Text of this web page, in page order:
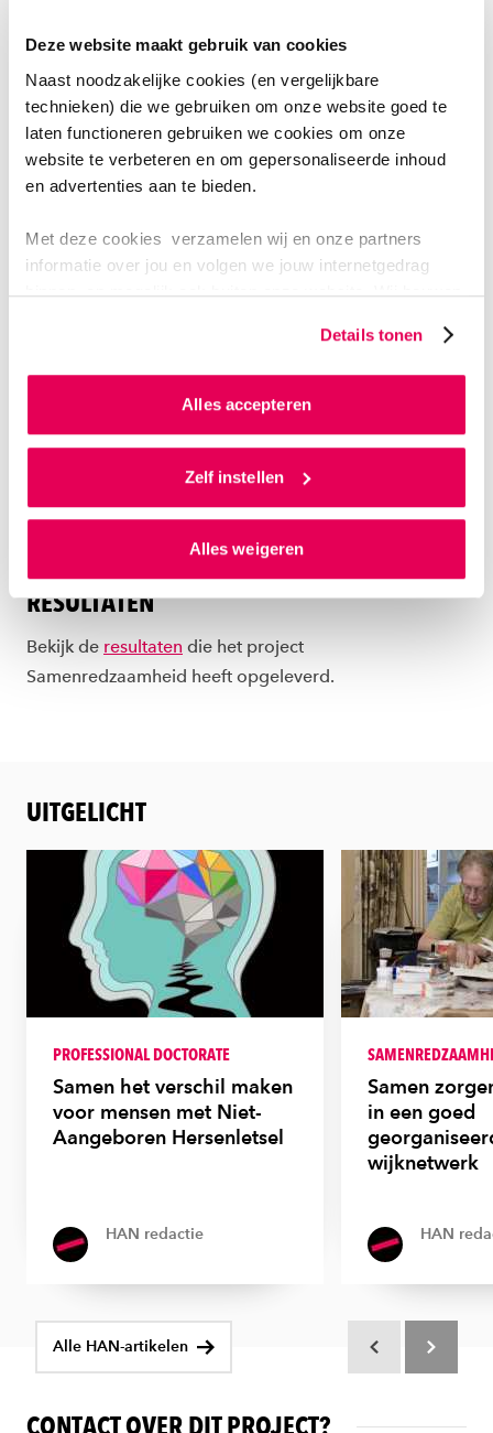
Deze website maakt gebruik van cookies
Naast noodzakelijke cookies (en vergelijkbare
technieken) die we gebruiken om onze website goed te
laten functioneren gebruiken we cookies om onze
website te verbeteren en om gepersonaliseerde inhoud
en advertenties aan te bieden.
Met deze cookies verzamelen wij en onze partners
informatie over jou en volgen we jouw internetgedrag
binnen, en mogelijk ook buiten onze website. Wij bouwen
website en communicatie aan op jouw voorkeuren. Ook
kunnen we zo gerichte advertenties laten zien op basis
van jouw internetgedrag.
Als je op ‘Alles accepteren’ klikt dan geef je ons
toestemming om cookies voor social media en
gepersonaliseerde advertenties te plaatsen. Lees
cookiestatement. Via ‘Zelf instellen’ kun je ook zelf
instellen welke cookies we plaatsen. Je kunt je
toestemming altijd wijzigen of intrekken via
onscookiestatement .
Details tonen
Alles accepteren
Zelf instellen
Alles weigeren
begrippenkader voor
burgerinitiatieven,
eerstelijnsorganisaties en
beleidsorganisaties in de eerstelijn
belemmerende factoren voor
netwerkvorming met formele en
taakverschuiving van eerstelijns
Nieuwe producten en
Succesvol samenwerken in
wijknetwerken
RESULTATEN
Bekijk de resultaten die het project
Samenredzaamheid heeft opgeleverd.
UITGELICHT
PROFESSIONAL DOCTORATE
Samen het verschil maken
voor mensen met Niet-
Aangeboren Hersenletsel
HAN redactie
Samen
in een goed
wijknetwerk
HAN
Alle HAN-artikelen
CONTACT OVER DIT PROJECT?